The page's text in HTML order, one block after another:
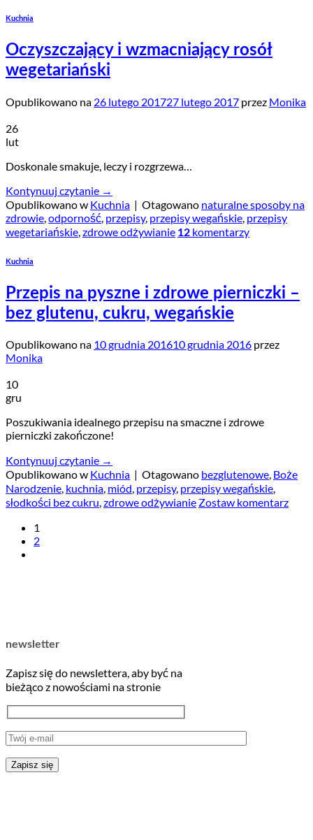
Kuchnia
Oczyszczający i wzmacniający rosół
wegetariański
Opublikowano na 26 lutego 201727 lutego 2017 przez Monika
26
lut
Doskonale smakuje, leczy i rozgrzewa…
Kontynuuj czytanie →
Opublikowano w Kuchnia | Otagowano naturalne sposoby na
zdrowie odporność przepisy, przepisy wegańskie przepisy
wegetariańskie zdrowe odżywianie 12 komentarzy
Kuchnia
Przepis na pyszne i zdrowe pierniczki –
bez glutenu, cukru, wegańskie
Opublikowano na 10 grudnia 201610 grudnia 2016 przez
Monika
10
gru
Poszukiwania idealnego przepisu na smaczne i zdrowe
pierniczki zakończone!
Kontynuuj czytanie →
Opublikowano w Kuchnia | Otagowano bezglutenowe, Boże
Narodzenie, kuchnia, miód, przepisy, przepisy wegańskie,
słodkości bez cukru,zdrowe odżywianie Zostaw komentarz
1
2
newsletter
Zapisz się do newslettera, aby być na
bieżąco z nowościami na stronie